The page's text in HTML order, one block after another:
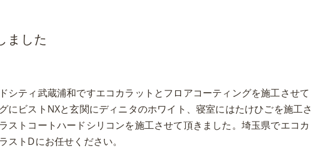
ました
シティ武蔵浦和ですエコカラットとフロアコーティングを施工させて
にビストNXと玄関にディニタのホワイト、寝室にはたけひごを施工さ
ストコートハードシリコンを施工させて頂きました。埼玉県でエコカ
トDにお任せください。